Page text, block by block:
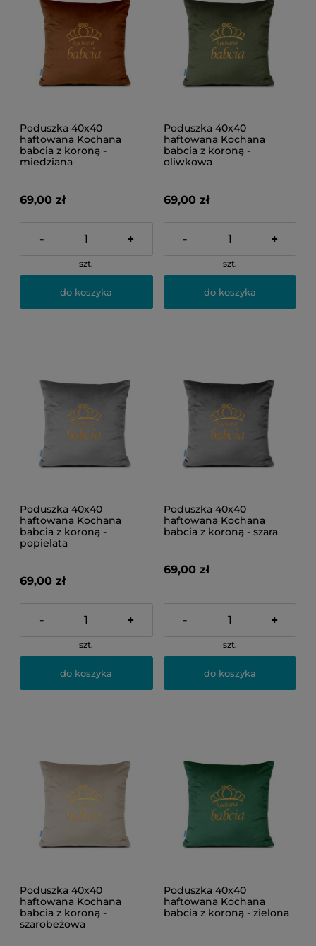
Poduszka 40x40
haftowana Kochana
babcia z koroną -
miedziana
69,00 zł
- +
szt.
do koszyka
Poduszka 40x40
haftowana Kochana
babcia z koroną -
oliwkowa
69,00 zł
- +
szt.
do koszyka
Poduszka 40x40
haftowana Kochana
babcia z koroną -
popielata
69,00 zł
- +
szt.
do koszyka
Poduszka 40x40
haftowana Kochana
babcia z koroną - szara
69,00 zł
- +
szt.
do koszyka
Poduszka 40x40
haftowana Kochana
babcia z koroną -
szarobeżowa
Poduszka 40x40
haftowana Kochana
babcia z koroną - zielona